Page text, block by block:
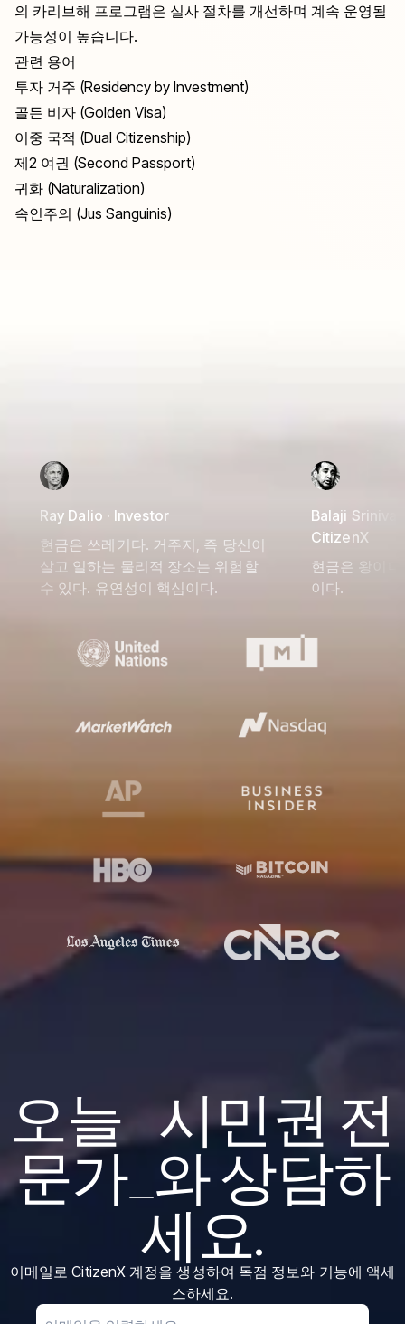
의 카리브해 프로그램은 실사 절차를 개선하며 계속 운영될
가능성이 높습니다.
관련 용어
투자 거주 (Residency by Investment)
골든 비자 (Golden Visa)
이중 국적 (Dual Citizenship)
제2 여권 (Second Passport)
귀화 (Naturalization)
속인주의 (Jus Sanguinis)
Ray Dalio · Investor
현금은 쓰레기다. 거주지, 즉 당신이
살고 일하는 물리적 장소는 위험할
수 있다. 유연성이 핵심이다.
Balaji
CitizenX
현금은 왕이
이다.
오늘 _시민권 전
문가_와 상담하
세요.
이메일로 CitizenX 계정을 생성하여 독점 정보와 기능에 액세
스하세요.
Email